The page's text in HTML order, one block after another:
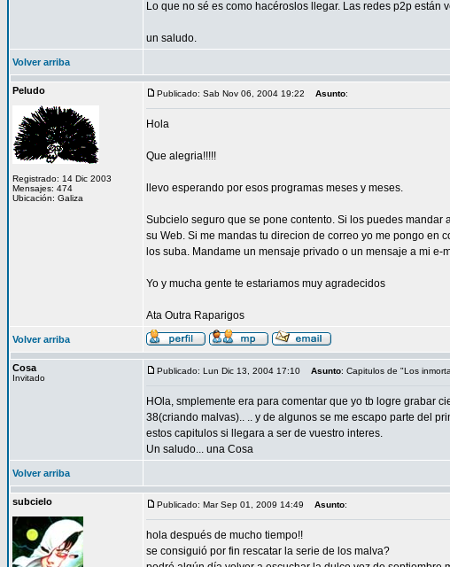
Lo que no sé es como hacéroslos llegar. Las redes p2p están
un saludo.
Volver arriba
Peludo
Registrado: 14 Dic 2003
Mensajes: 474
Ubicación: Galiza
Publicado: Sab Nov 06, 2004 19:22 Asunto:
Hola
Que alegria!!!!!
llevo esperando por esos programas meses y meses.
Subcielo seguro que se pone contento. Si los puedes
su Web. Si me mandas tu direcion de correo yo me pongo en
los suba. Mandame un mensaje privado o un mensaje a mi
Yo y mucha gente te estariamos muy agradecidos
Ata Outra Raparigos
Volver arriba
Cosa
Invitado
Publicado: Lun Dic 13, 2004 17:10 Asunto: Capitulos de "Los
HOla, smplemente era para comentar que yo tb logre grabar
38(criando malvas).. .. y de algunos se me escapo parte del
estos capitulos si llegara a ser de vuestro interes.
Un saludo... una Cosa
Volver arriba
subcielo Publicado: Mar Sep 01, 2009 14:49 Asunto:
hola después de mucho tiempo!!
se consiguió por fin rescatar la serie de los malva?